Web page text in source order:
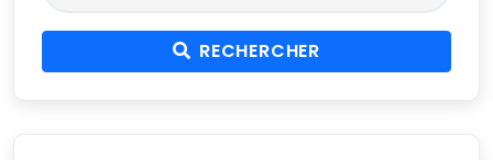
RECHERCHER